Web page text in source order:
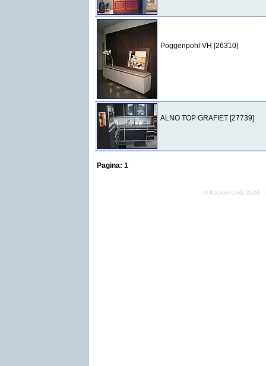
Poggenpohl VH [26310]
ALNO TOP GRAFIET [27739]
Pagina: 1
© Keukens.nl2